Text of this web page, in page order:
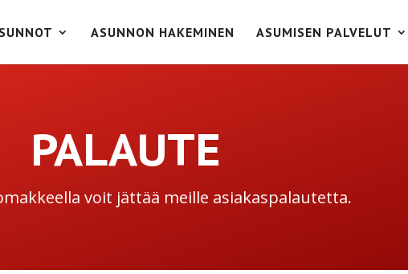
ASUNNON HAKEMINEN ASUMISEN PALVELUT
PALAUTE
voit jättää meille asiakaspalautetta.